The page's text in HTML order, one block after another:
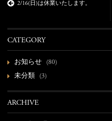
2/16(日)は休業いたします。
CATEGORY
お知らせ
(80)
未分類
(3)
ARCHIVE